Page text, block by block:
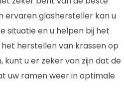
ervaren glashersteller kan u
situatie en u helpen bij het
herstellen van krassen op
u er zeker van zijn dat de
uw ramen weer in optimale